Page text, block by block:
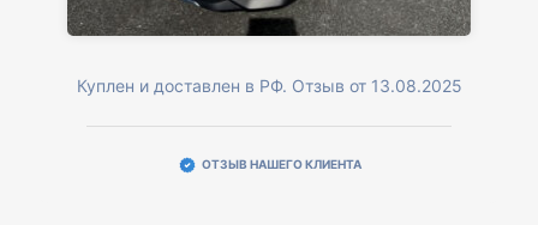
Куплен и доставлен в РФ. Отзыв от 13.08.2025
ОТЗЫВ НАШЕГО КЛИЕНТА